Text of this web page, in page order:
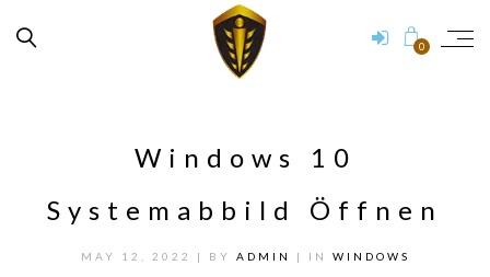
0
Windows 10
Systemabbild Öffnen
MAY 12, 2022 | BY ADMIN | IN WINDOWS